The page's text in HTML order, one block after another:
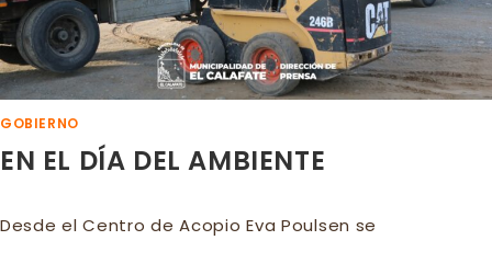
GOBIERNO
EN EL DÍA DEL AMBIENTE
Desde el Centro de Acopio Eva Poulsen se